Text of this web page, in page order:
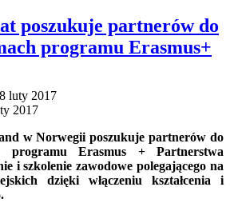
poszukuje partnerów do
programu Erasmus+
luty 2017
2017
w Norwegii poszukuje partnerów do
Erasmus + Partnerstwa
i szkolenie zawodowe polegającego na
dzięki włączeniu kształcenia i